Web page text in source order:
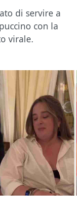
di servire a
con la
virale.